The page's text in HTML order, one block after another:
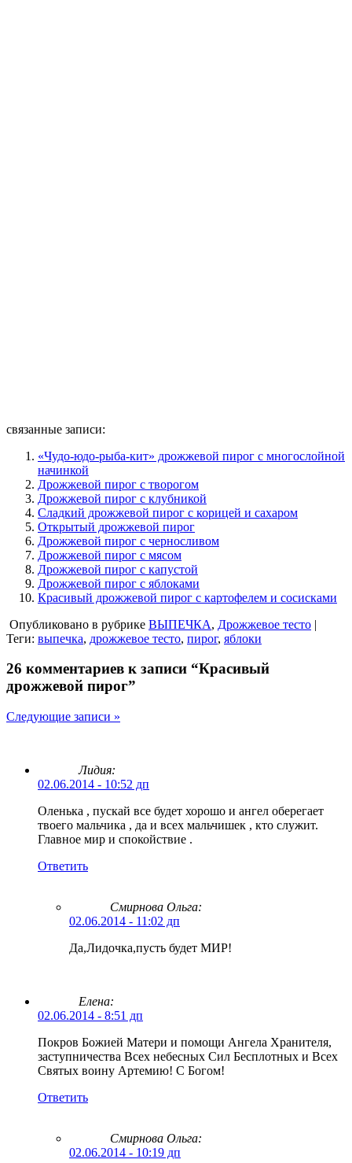
связанные записи:
«Чудо-юдо-рыба-кит» дрожжевой пирог с многослойной
начинкой
Дрожжевой пирог с творогом
Дрожжевой пирог с клубникой
Сладкий дрожжевой пирог с корицей и сахаром
Открытый дрожжевой пирог
Дрожжевой пирог с черносливом
Дрожжевой пирог с мясом
Дрожжевой пирог с капустой
Дрожжевой пирог с яблоками
Красивый дрожжевой пирог с картофелем и сосисками
Опубликовано в рубрике ВЫПЕЧКА, Дрожжевое тесто |
Теги: выпечка, дрожжевое тесто, пирог, яблоки
26 комментариев к записи “Красивый
дрожжевой пирог”
Следующие записи »
Лидия:
02.06.2014 - 10:52 дп
Оленька , пускай все будет хорошо и ангел оберегает
твоего мальчика , да и всех мальчишек , кто служит.
Главное мир и спокойствие .
Ответить
Смирнова Ольга:
02.06.2014 - 11:02 дп
Да,Лидочка,пусть будет МИР!
Елена:
02.06.2014 - 8:51 дп
Покров Божией Матери и помощи Ангела Хранителя,
заступничества Всех небесных Сил Бесплотных и Всех
Святых воину Артемию! С Богом!
Ответить
Смирнова Ольга:
02.06.2014 - 10:19 дп